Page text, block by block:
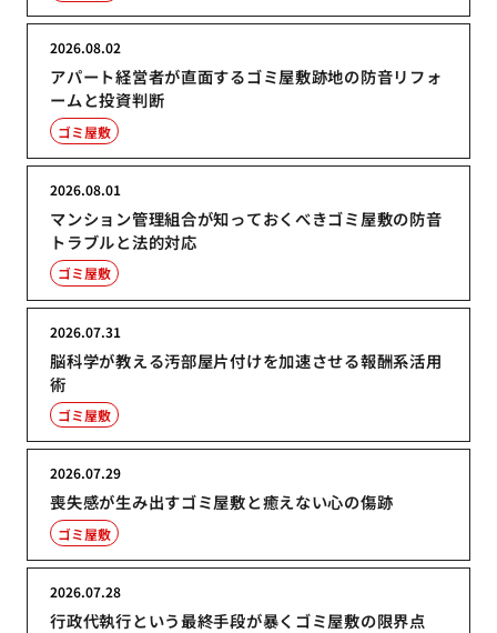
アパート経営者が直面するゴミ屋敷跡地の防音リフォ
ームと投資判断
2026.08.02
ゴミ屋敷
マンション管理組合が知っておくべきゴミ屋敷の防音
トラブルと法的対応
2026.08.01
ゴミ屋敷
脳科学が教える汚部屋片付けを加速させる報酬系活用
術
2026.07.31
ゴミ屋敷
喪失感が生み出すゴミ屋敷と癒えない心の傷跡
2026.07.29
ゴミ屋敷
行政代執行という最終手段が暴くゴミ屋敷の限界点
2026.07.28